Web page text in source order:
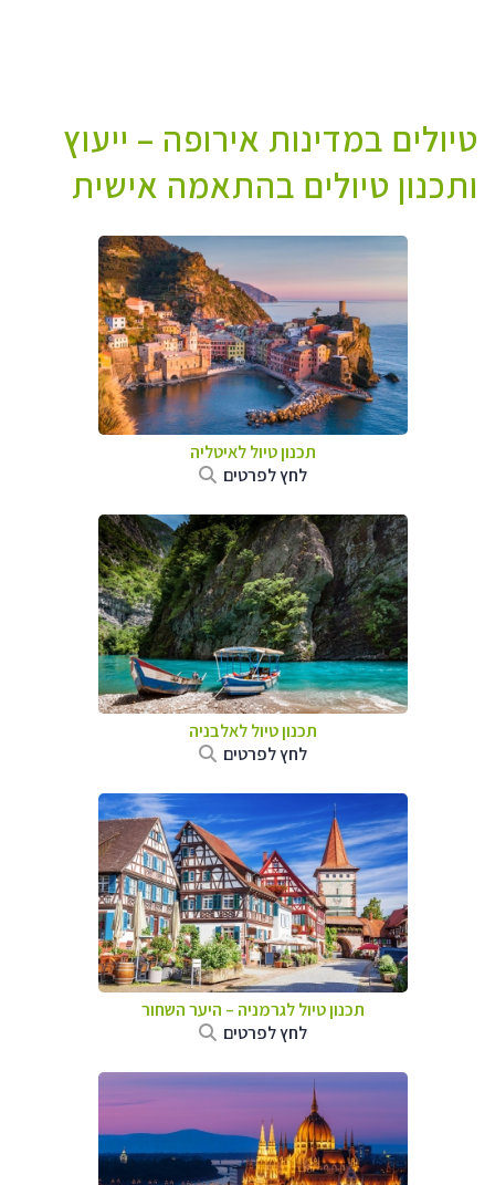
טיולים במדינות אירופה – ייעוץ
ותכנון טיולים בהתאמה אישית
תכנון טיול לאיטליה
לחץ לפרטים
תכנון טיול לאלבניה
לחץ לפרטים
תכנון טיול לגרמניה – היער השחור
לחץ לפרטים